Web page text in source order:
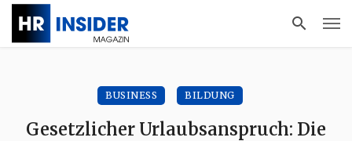
BUSINESS BILDUNG
Gesetzlicher Urlaubsanspruch: Die